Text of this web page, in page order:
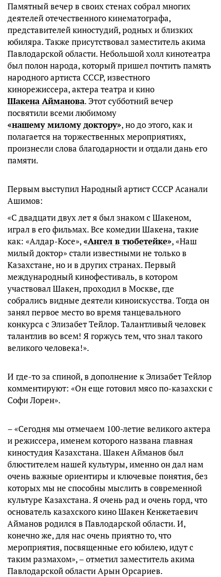
Памятный вечер в своих стенах собрал многих
деятелей отечественного кинематографа,
представителей киностудий, родных и близких
юбиляра. Также присутствовал заместитель акима
Павлодарской области. Небольшой холл кинотеатра
был полон народа, который пришел почтить память
народного артиста СССР, известного
кинорежиссера, актера театра и кино
Шакена Айманова. Этот субботний вечер
посвятили всеми любимому
«нашему милому доктору», но до этого, как и
полагается на торжественных мероприятиях,
произнесли слова благодарности и отдали дань его
памяти.
Первым выступил Народный артист СССР Асанали
Ашимов:
«С двадцати двух лет я был знаком с Шакеном,
играл в его фильмах. Все комедии Шакена, такие
как: «Алдар-Косе»,«Ангел в тюбетейке», «Наш
милый доктор» стали известными не только в
Казахстане, но и в других странах. Первый
международный кинофестиваль, в котором
участвовал Шакен, проходил в Москве, где
собрались видные деятели киноискусства. Тогда он
занял первое место во время танцевального
конкурса с Элизабет Тейлор. Талантливый человек
талантлив во всем! Я горжусь тем, что знал такого
великого человека!».
И где-то за спиной, в дополнение к Элизабет Тейлор
комментируют: «Он еще готовил мясо по-казахски с
Софи Лорен».
– «Сегодня мы отмечаем 100-летие великого актера
и режиссера, именем которого названа главная
киностудия Казахстана. Шакен Айманов был
блюстителем нашей культуры, именно он дал нам
очень важные ориентиры и ключевые понятия, без
которых мы не способны мыслить в современной
культуре Казахстана. Я очень рад и очень горд, что
основатель казахского кино Шакен Кенжетаевич
Айманов родился в Павлодарской области. И,
конечно же, для нас очень приятно то, что
мероприятия, посвященные его юбилею, идут с
таким размахом», – отметил заместитель акима
Павлодарской области Арын Орсариев.